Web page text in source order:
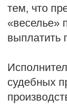
тем, что
«веселье»
выплатить
судебных